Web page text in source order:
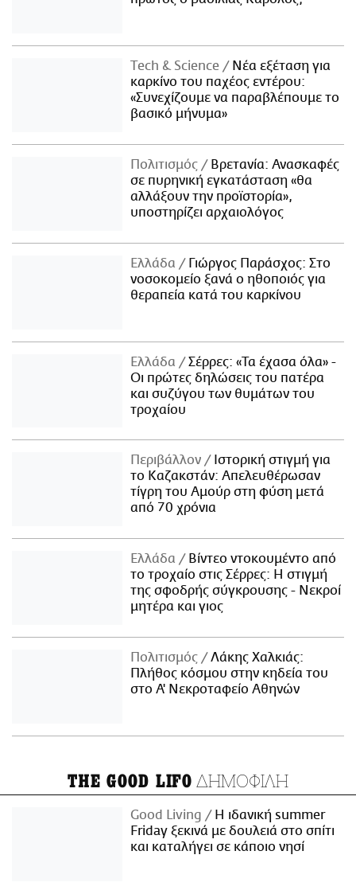
Τech & Science
Νέα εξέταση για
καρκίνο του παχέος εντέρου:
«Συνεχίζουμε να παραβλέπουμε το
βασικό μήνυμα»
Πολιτισμός
Βρετανία: Ανασκαφές
σε πυρηνική εγκατάσταση «θα
αλλάξουν την προϊστορία»,
υποστηρίζει αρχαιολόγος
Ελλάδα
Γιώργος Παράσχος: Στο
νοσοκομείο ξανά ο ηθοποιός για
θεραπεία κατά του καρκίνου
Ελλάδα
Σέρρες: «Τα έχασα όλα» -
Οι πρώτες δηλώσεις του πατέρα
και συζύγου των θυμάτων του
τροχαίου
Περιβάλλον
Ιστορική στιγμή για
το Καζακστάν: Απελευθέρωσαν
τίγρη του Αμούρ στη φύση μετά
από 70 χρόνια
Ελλάδα
Βίντεο ντοκουμέντο από
το τροχαίο στις Σέρρες: Η στιγμή
της σφοδρής σύγκρουσης - Νεκροί
μητέρα και γιος
Πολιτισμός
Λάκης Χαλκιάς:
Πλήθος κόσμου στην κηδεία του
στο Α' Νεκροταφείο Αθηνών
THE GOOD LIFO ΔΗΜΟΦΙΛΗ
Good Living
Η ιδανική summer
Friday ξεκινά με δουλειά στο σπίτι
και καταλήγει σε κάποιο νησί